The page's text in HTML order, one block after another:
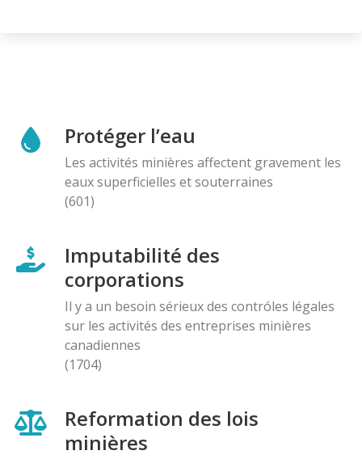
Protéger l’eau
Les activités minières affectent gravement les
eaux superficielles et souterraines
(601)
Imputabilité des
corporations
Il y a un besoin sérieux des contróles légales
sur les activités des entreprises minières
canadiennes
(1704)
Reformation des lois
minières